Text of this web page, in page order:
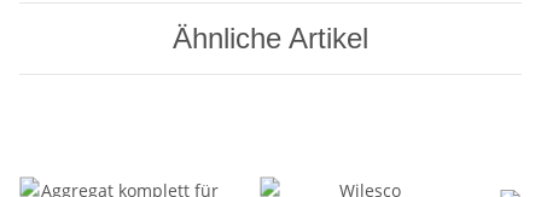
Ähnliche Artikel